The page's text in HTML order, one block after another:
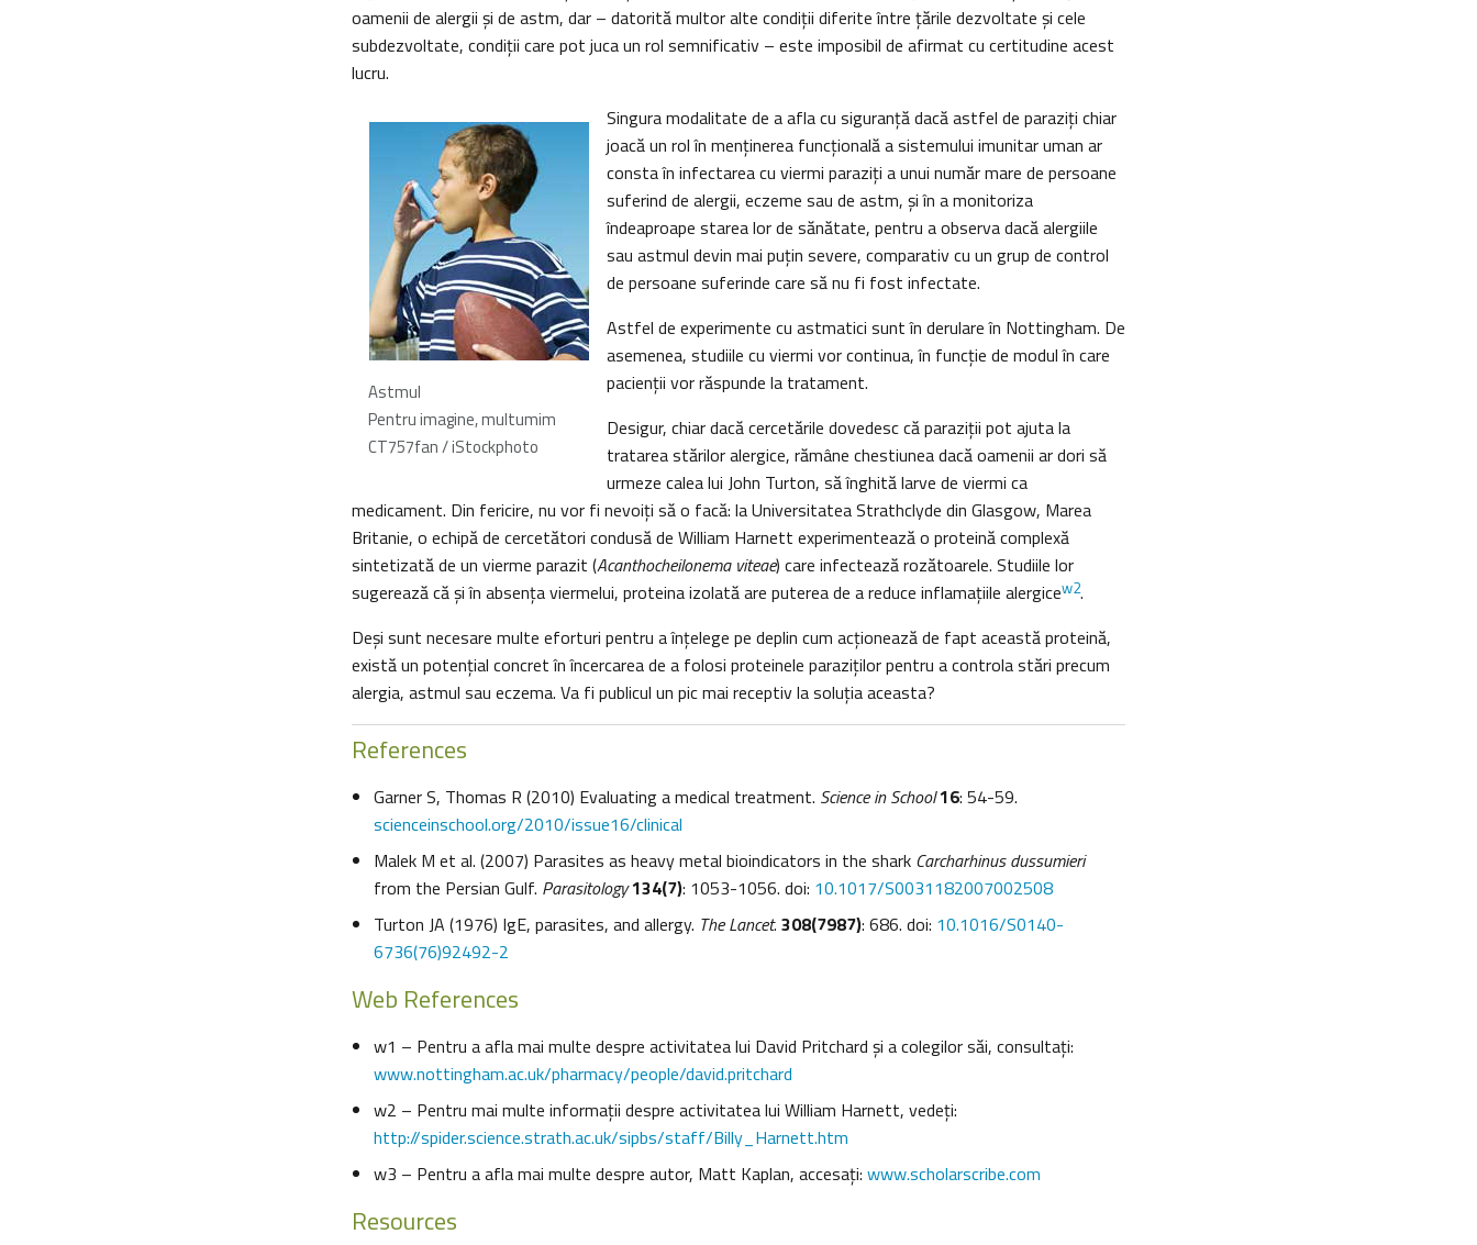
oamenii de alergii şi de astm, dar – datorită multor alte condiţii diferite între ţările dezvoltate şi cele
subdezvoltate, condiţii care pot juca un rol semnificativ – este imposibil de afirmat cu certitudine acest
lucru.
Astmul
Pentru imagine, multumim
CT757fan / iStockphoto
Singura modalitate de a afla cu siguranţă dacă astfel de paraziţi chiar
joacă un rol în menţinerea funcţională a sistemului imunitar uman ar
consta în infectarea cu viermi paraziţi a unui număr mare de persoane
suferind de alergii, eczeme sau de astm, şi în a monitoriza
îndeaproape starea lor de sănătate, pentru a observa dacă alergiile
sau astmul devin mai puţin severe, comparativ cu un grup de control
de persoane suferinde care să nu fi fost infectate.
Astfel de experimente cu astmatici sunt în derulare în Nottingham. De
asemenea, studiile cu viermi vor continua, în funcţie de modul în care
pacienţii vor răspunde la tratament.
Desigur, chiar dacă cercetările dovedesc că paraziţii pot ajuta la
tratarea stărilor alergice, rămâne chestiunea dacă oamenii ar dori să
urmeze calea lui John Turton, să înghită larve de viermi ca
medicament. Din fericire, nu vor fi nevoiţi să o facă: la Universitatea Strathclyde din Glasgow, Marea
Britanie, o echipă de cercetători condusă de William Harnett experimentează o proteină complexă
sintetizată de un vierme parazit (Acanthocheilonema viteae) care infectează rozătoarele. Studiile lor
sugerează că şi în absenţa viermelui, proteina izolată are puterea de a reduce inflamaţiile alergicew2.
Deşi sunt necesare multe eforturi pentru a înţelege pe deplin cum acţionează de fapt această proteină,
există un potenţial concret în încercarea de a folosi proteinele paraziţilor pentru a controla stări precum
alergia, astmul sau eczema. Va fi publicul un pic mai receptiv la soluţia aceasta?
References
Garner S, Thomas R (2010) Evaluating a medical treatment. Science in School16: 54-59.
scienceinschool.org/2010/issue16/clinical
Malek M et al. (2007) Parasites as heavy metal bioindicators in the shark Carcharhinus dussumieri
from the Persian Gulf. Parasitology134(7): 1053-1056. doi: 10.1017/S0031182007002508
Turton JA (1976) IgE, parasites, and allergy. The Lancet. 308(7987): 686. doi: 10.1016/S0140-
6736(76)92492-2
Web References
w1 – Pentru a afla mai multe despre activitatea lui David Pritchard şi a colegilor săi, consultaţi:
www.nottingham.ac.uk/pharmacy/people/david.pritchard
w2 – Pentru mai multe informaţii despre activitatea lui William Harnett, vedeţi:
http://spider.science.strath.ac.uk/sipbs/staff/Billy_Harnett.htm
w3 – Pentru a afla mai multe despre autor, Matt Kaplan, accesaţi: www.scholarscribe.com
Resources